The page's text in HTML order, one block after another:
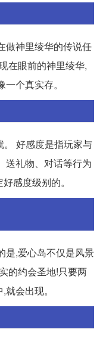
神里绫华的传说任
在眼前的神里绫华,
个真实存。
。 好感度是指玩家与
送礼物、对话等行为
感度级别的。
是,爱心岛不仅是风景
的约会圣地!只要两
会出现。